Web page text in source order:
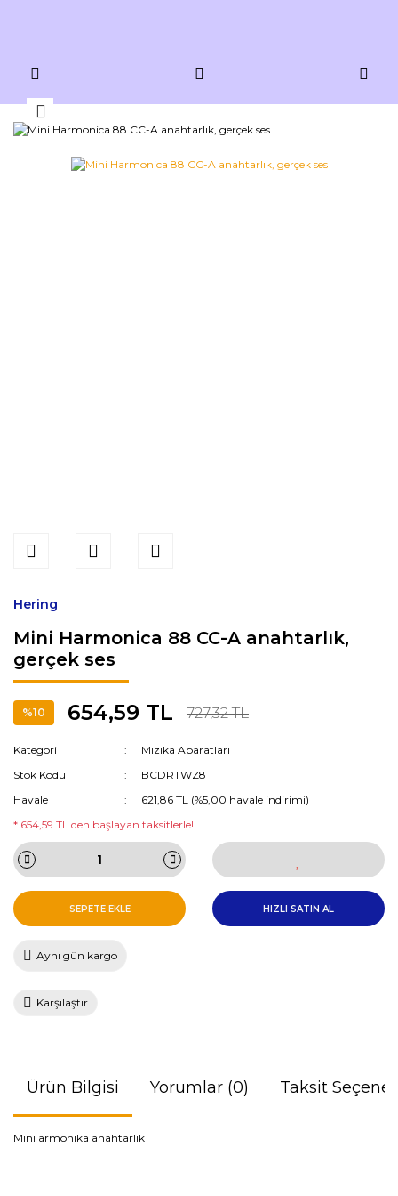
Hering
Mini Harmonica 88 CC-A anahtarlık,
gerçek ses
%10 654,59 TL 727,32 TL
Kategori
Mızıka Aparatları
Stok Kodu
BCDRTWZ8
Havale
621,86 TL (%5,00 havale indirimi)
* 654,59 TL den başlayan taksitlerle!!
SEPETE EKLE HIZLI SATIN AL
Aynı gün kargo
Karşılaştır
Ürün Bilgisi Yorumlar (0) Taksit
Mini armonika anahtarlık